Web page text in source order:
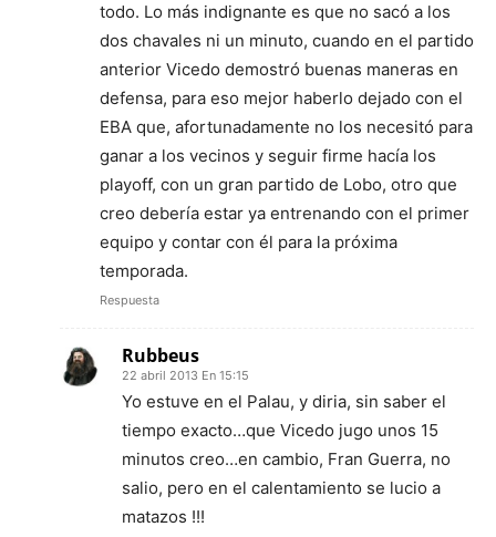
todo. Lo más indignante es que no sacó a los
dos chavales ni un minuto, cuando en el partido
anterior Vicedo demostró buenas maneras en
defensa, para eso mejor haberlo dejado con el
EBA que, afortunadamente no los necesitó para
ganar a los vecinos y seguir firme hacía los
playoff, con un gran partido de Lobo, otro que
creo debería estar ya entrenando con el primer
equipo y contar con él para la próxima
temporada.
Respuesta
Rubbeus
22 abril 2013 En 15:15
Yo estuve en el Palau, y diria, sin saber el
tiempo exacto…que Vicedo jugo unos 15
minutos creo…en cambio, Fran Guerra, no
salio, pero en el calentamiento se lucio a
matazos !!!